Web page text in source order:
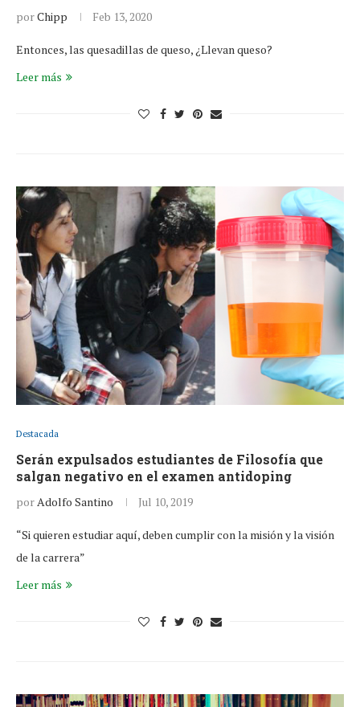
porChipp Feb 13, 2020
Entonces, las quesadillas de queso, ¿Llevan queso?
Leer más
Destacada
Serán expulsados estudiantes de Filosofía que
salgan negativo en el examen antidoping
porAdolfo Santino Jul 10, 2019
“Si quieren estudiar aquí, deben cumplir con la misión y la visión
de la carrera”
Leer más